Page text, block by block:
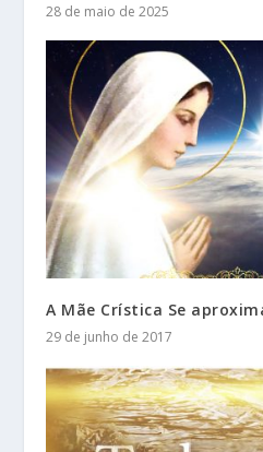
28 de maio de 2025
A Mãe Crística Se
29 de junho de 2017